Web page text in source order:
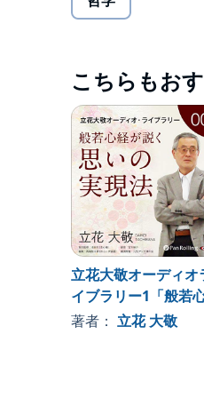
・いのちの本質が
・大円鏡智…鏡本体
作智…いちばんふ
・健康になるため
・身体（からだ）
・天命に任せた生き
・立つことは断つこ
・子どもに自信を持
本巻は「元気アップ
講演49分。
こちらもお
立花大敬オーディオ
イブラリー1「般若
が説く思いの実現法」
著者： 立花 大敬